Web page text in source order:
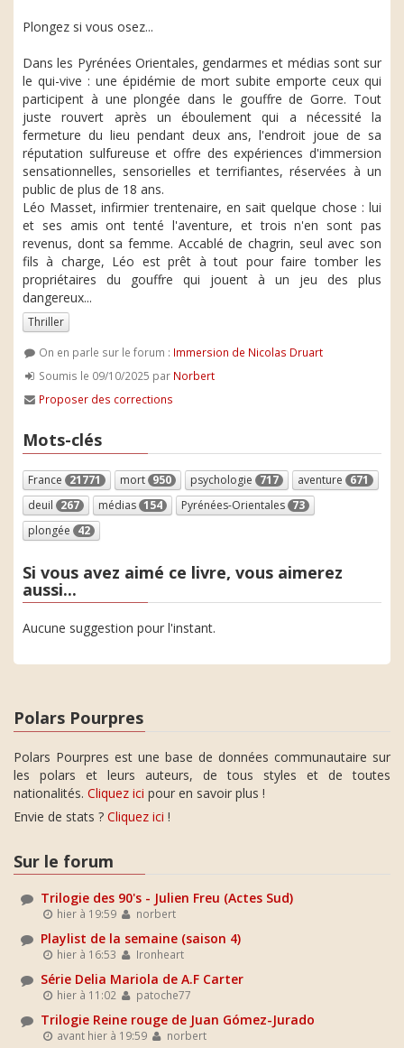
Plongez si vous osez...
Dans les Pyrénées Orientales, gendarmes et médias sont sur
le qui-vive : une épidémie de mort subite emporte ceux qui
participent à une plongée dans le gouffre de Gorre. Tout
juste rouvert après un éboulement qui a nécessité la
fermeture du lieu pendant deux ans, l'endroit joue de sa
réputation sulfureuse et offre des expériences d'immersion
sensationnelles, sensorielles et terrifiantes, réservées à un
public de plus de 18 ans.
Léo Masset, infirmier trentenaire, en sait quelque chose : lui
et ses amis ont tenté l'aventure, et trois n'en sont pas
revenus, dont sa femme. Accablé de chagrin, seul avec son
fils à charge, Léo est prêt à tout pour faire tomber les
propriétaires du gouffre qui jouent à un jeu des plus
dangereux...
Thriller
On en parle sur le forum : Immersion de Nicolas Druart
Soumis le 09/10/2025 par Norbert
Proposer des corrections
Mots-clés
France 21771 mort 950 psychologie 717 aventure 671
deuil 267 médias 154 Pyrénées-Orientales 73
plongée 42
Si vous avez aimé ce livre, vous aimerez
aussi...
Aucune suggestion pour l'instant.
Polars Pourpres
Polars Pourpres est une base de données communautaire sur
les polars et leurs auteurs, de tous styles et de toutes
nationalités. Cliquez ici pour en savoir plus !
Envie de stats ? Cliquez ici !
Sur le forum
Trilogie des 90's - Julien Freu (Actes Sud)
hier à 19:59 norbert
Playlist de la semaine (saison 4)
hier à 16:53 Ironheart
Série Delia Mariola de A.F Carter
hier à 11:02 patoche77
Trilogie Reine rouge de Juan Gómez-Jurado
avant hier à 19:59 norbert